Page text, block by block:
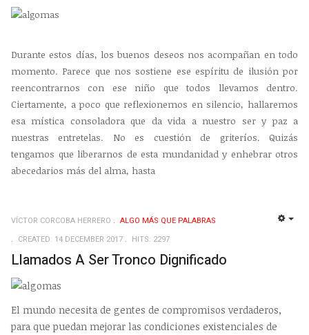
Durante estos días, los buenos deseos nos acompañan en todo
momento. Parece que nos sostiene ese espíritu de ilusión por
reencontrarnos con ese niño que todos llevamos dentro.
Ciertamente, a poco que reflexionemos en silencio, hallaremos
esa mística consoladora que da vida a nuestro ser y paz a
nuestras entretelas. No es cuestión de griteríos. Quizás
tengamos que liberarnos de esta mundanidad y enhebrar otros
abecedarios más del alma, hasta
VÍCTOR CORCOBA HERRERO
ALGO MÁS QUE PALABRAS
CREATED: 14 DECEMBER 2017
HITS: 2297
Llamados A Ser Tronco Dignificado
El mundo necesita de gentes de compromisos verdaderos,
para que puedan mejorar las condiciones existenciales de